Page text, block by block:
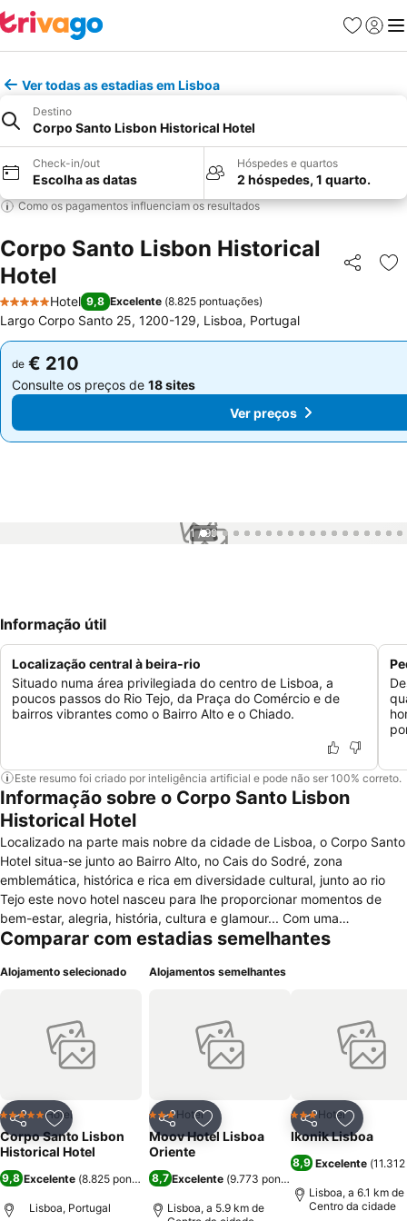
Favoritos
Iniciar
Ver todas as estadias em Lisboa
Destino
Corpo Santo Lisbon Historical Hotel
Check-in/out
Escolha as datas
Hóspedes e quartos
2 hóspedes, 1 quarto.
Como os pagamentos influenciam os resultados
Corpo Santo Lisbon Historical
Hotel
Partilhar
5 Estrelas
Hotel 9,8 Excelente (8.825 pontuações)
Largo Corpo Santo 25, 1200-129, Lisboa, Portugal
de € 210
Consulte os preços de 18 sites
de € 210
Consulte os preços de 18 sites
Ver preços
1 / 99
Informação útil
Localização central à beira-rio
Situado numa área privilegiada do centro de Lisboa, a
poucos passos do Rio Tejo, da Praça do Comércio e de
bairros vibrantes como o Bairro Alto e o Chiado.
Este resumo foi criado por inteligência artificial e pode não ser 100% correto.
Informação sobre o Corpo Santo Lisbon
Historical Hotel
Localizado na parte mais nobre da cidade de Lisboa, o Corpo Santo
Hotel situa-se junto ao Bairro Alto, no Cais do Sodré, zona
emblemática, histórica e rica em diversidade cultural, junto ao rio
Tejo este novo hotel nasceu para lhe proporcionar momentos de
bem-estar, alegria, história, cultura e glamour... Com uma
gastronomia de excelência, o Corpo Santo Hotel possui um
privilegiada para uma das ruas mais carismáticas de Lisboa. No
passeio a Beira tejo, não esquecendo de apanhar o cacilheiro e
sentir o prazer de uma travessia pelo rio onde poderão desfrutar de
uma vista inigualável sobre a cidade de Lisboa que é difícil de
hotéis, rodeado de autocarros, metro, táxis que o transportam para
onde precisar, venha em negócios, ou em lazer o corpo santo hotel
oferece-lhe o requinte de um hotel de 5 estrelas numa zona onde a
vida diurna e noturna não para, onde tudo acontece vivendo assim
uma experiência única sobre a cidade de Lisboa.
Comparar com estadias semelhantes
Alojamento selecionado
PartilharAdicionar aos favoritos
5 EstrelasHotel
Corpo Santo Lisbon
Historical Hotel
9,8 Excelente (8.825 pontuações)
Lisboa, Portugal
Alojamentos semelhantes
PartilharAdicionar aos favoritos
3 Estrelas
Hotel
Moov Hotel Lisboa
Oriente
8,7 Excelente (9.773 pontuações
Lisboa, a 5.9 km de
Partilhar
3 Estrelas
Hotel
Ikonik Lisboa
8,9 Excelente (
Lisboa, a 6.1 km de
Centro da cidade